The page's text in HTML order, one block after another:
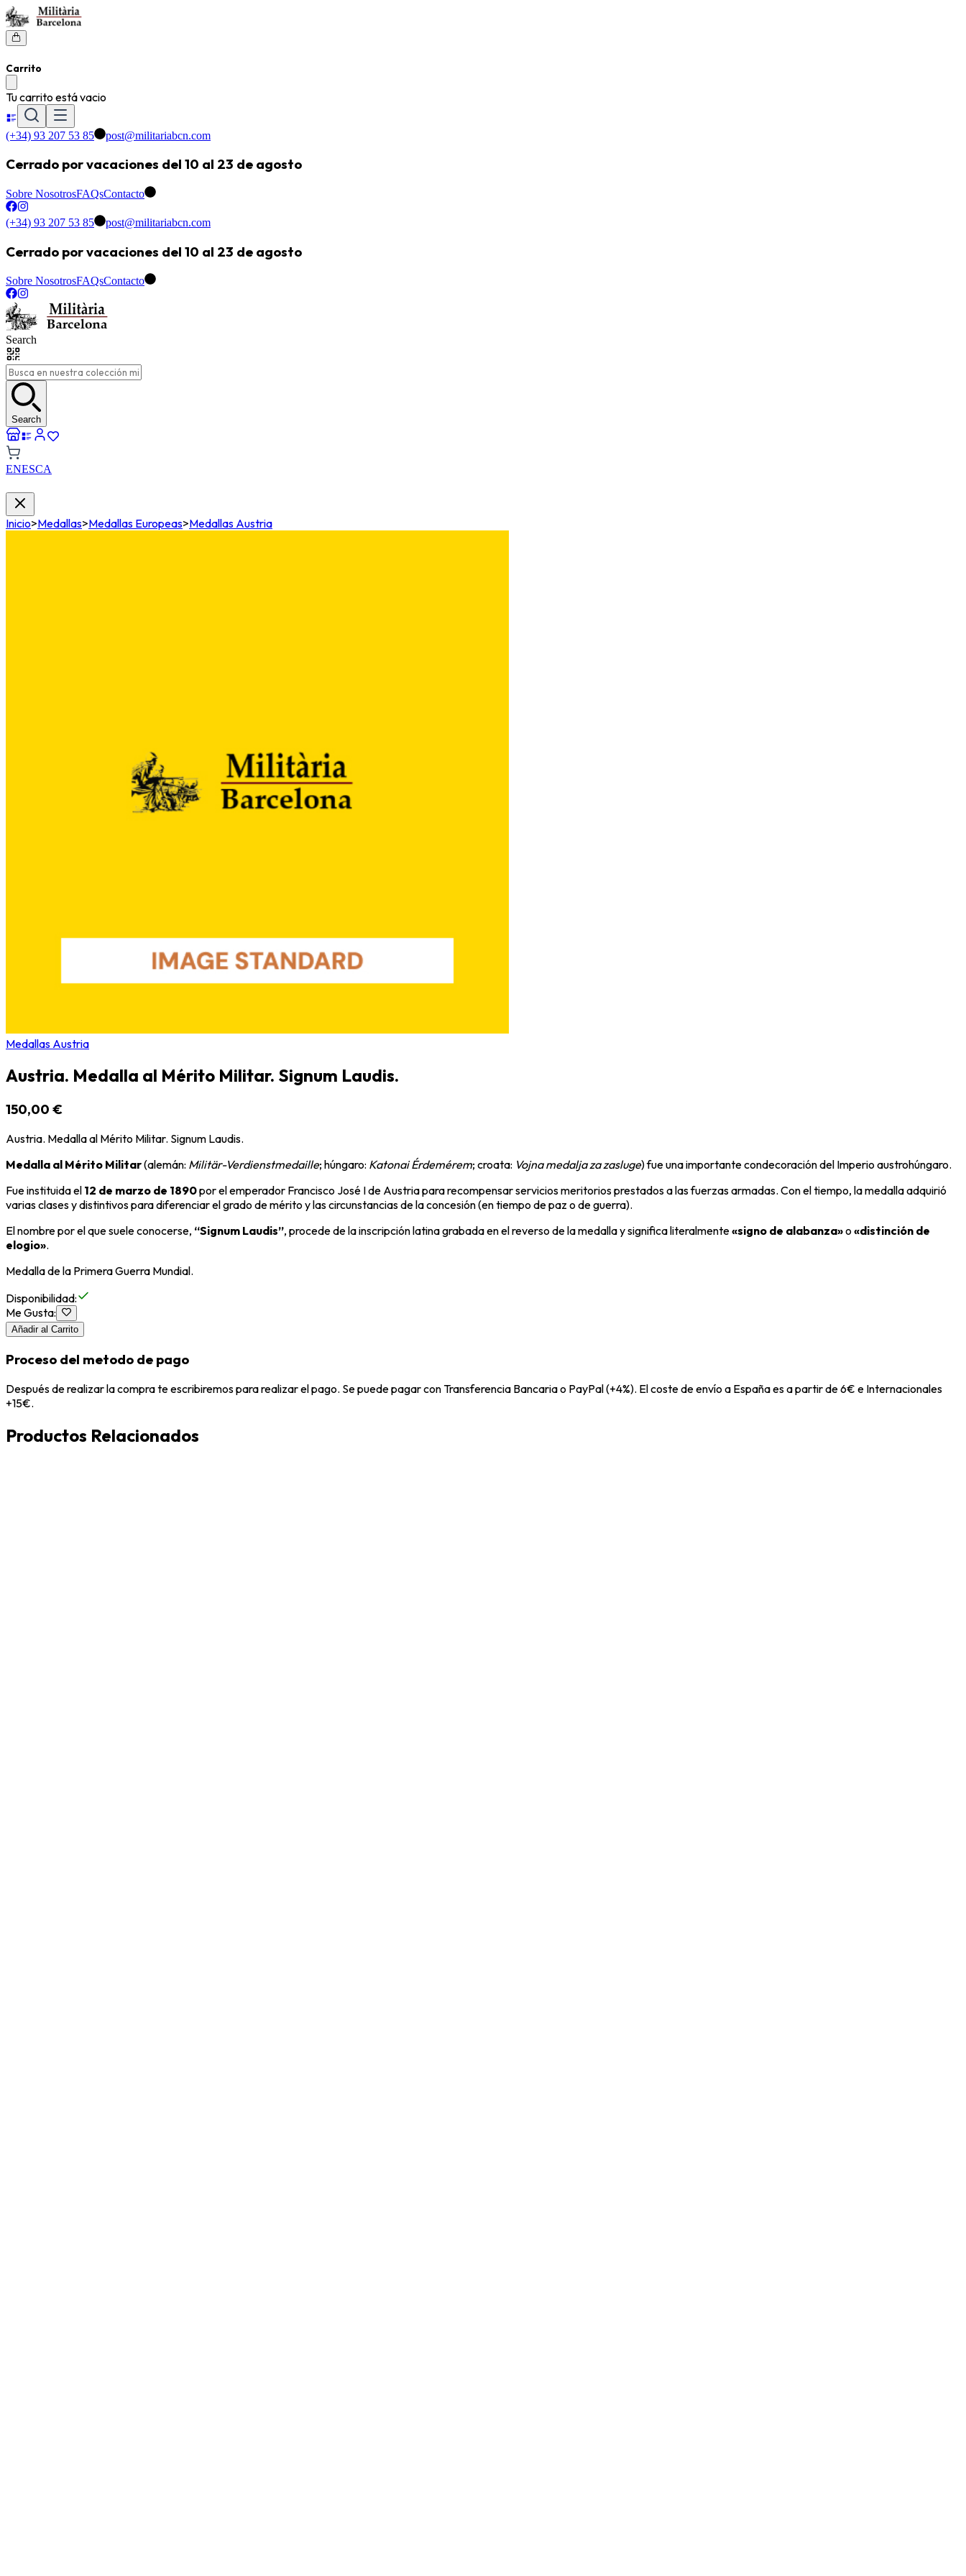
Carrito
Tu carrito está vacio
(+34) 93 207 53 85 post@militariabcn.com
Cerrado por vacaciones del 10 al 23 de agosto
Sobre NosotrosFAQsContacto
(+34) 93 207 53 85 post@militariabcn.com
Cerrado por vacaciones del 10 al 23 de agosto
Sobre NosotrosFAQsContacto
Search
Search
ENESCA
Inicio>Medallas>Medallas Europeas>Medallas Austria
Medallas Austria
Austria. Medalla al Mérito Militar. Signum Laudis.
150,00 €
Austria. Medalla al Mérito Militar. Signum Laudis.
Medalla al Mérito Militar(alemán: Militär-Verdienstmedaille; húngaro: Katonai Érdemérem; croata: Vojna medalja za zasluge) fue una importante condecoración del Imperio austrohúngaro.
Fue instituida el 12 de marzo de 1890por el emperador Francisco José I de Austriapara recompensar servicios meritorios prestados a las fuerzas armadas. Con el tiempo, la medalla adquirió
varias clases y distintivos para diferenciar el grado de mérito y las circunstancias de la concesión (en tiempo de paz o de guerra).
El nombre por el que suele conocerse, “Signum Laudis”, procede de la inscripción latina grabada en el reverso de la medalla y significa literalmente«signo de alabanza»o «distinción de
elogio».
Medalla de la Primera Guerra Mundial.
Disponibilidad:
Me Gusta:
Añadir al Carrito
Proceso del metodo de pago
Después de realizar la compra te escribiremos para realizar el pago. Se puede pagar con Transferencia Bancaria o PayPal (+4%). El coste de envío a España es a partir de 6€ e Internacionales
+15€.
Productos Relacionados